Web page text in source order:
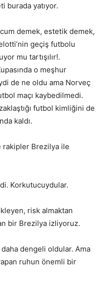
burada yatıyor.
demek, estetik demek,
geçiş futbolu
mu tartışılır!.
o meşhur
de ne oldu ama Norveç
maçı kaybedilmedi.
futbol kimliğini de
kaldı.
rakipler Brezilya ile
Korkutucuydular.
risk almaktan
bir Brezilya izliyoruz.
dengeli oldular. Ama
ruhun önemli bir